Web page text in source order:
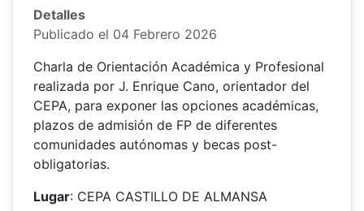
Detalles
Publicado el 04 Febrero 2026
Charla de Orientación Académica y Profesional
realizada por J. Enrique Cano, orientador del
CEPA, para exponer las opciones académicas,
plazos de admisión de FP de diferentes
comunidades autónomas y becas post-
obligatorias.
Lugar: CEPA CASTILLO DE ALMANSA